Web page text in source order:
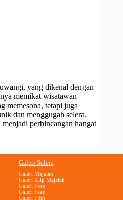
yang dikenal dengan
memikat wisatawan
memesona, tetapi juga
dan menggugah selera.
perbincangan hangat
Galeri Selera
Galeri Majalah
Galeri Klip Majalah
Galeri Foto
Galeri Feed
Galeri Film